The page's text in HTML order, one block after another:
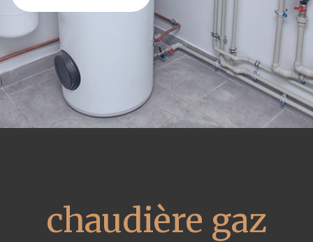
chaudière gaz